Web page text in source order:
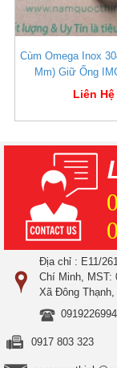
Cùm Omega Inox
Mm) Giữ Ống
Liên Hệ
Địa chỉ : E11/
Chí Minh, MST:
Xã Đông
0919226994
0917 803 323